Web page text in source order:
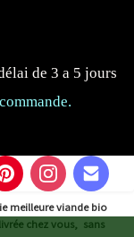
de 3 a 5 jours
meilleure viande bio
chez vous, sans